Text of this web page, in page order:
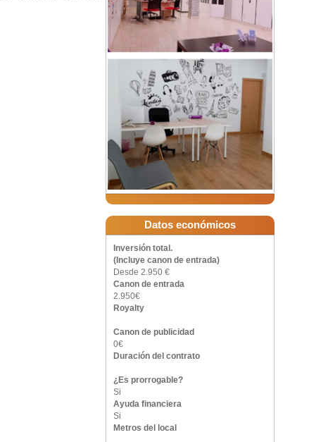
de Europa.
Datos económicos
Inversión total.
(Incluye canon de entrada)
Desde 2.950 €
Canon de entrada
2.950€
Royalty
Canon de publicidad
0€
Duración del contrato
¿Es prorrogable?
Si
Ayuda financiera
Si
Metros del local